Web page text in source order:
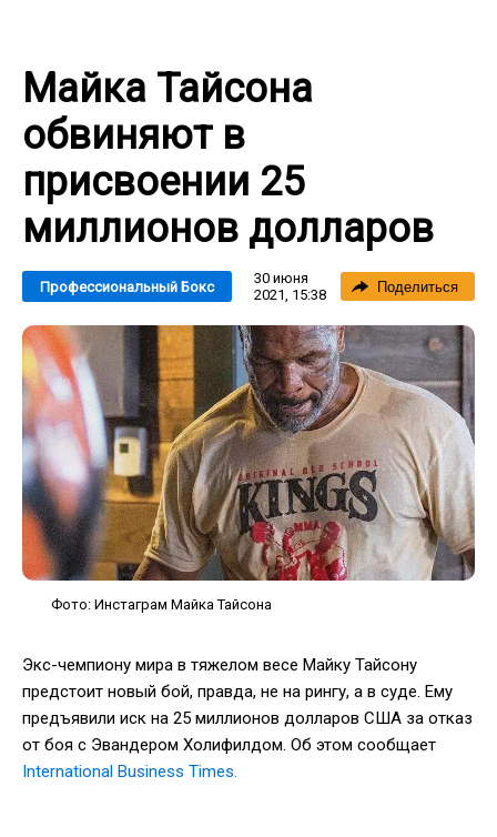
Майка Тайсона
обвиняют в
присвоении 25
миллионов долларов
Профессиональный Бокс
30 июня
2021, 15:38
Поделиться
Фото: Инстаграм Майка Тайсона
Экс-чемпиону мира в тяжелом весе Майку Тайсону
предстоит новый бой, правда, не на рингу, а в суде. Ему
предъявили иск на 25 миллионов долларов США за отказ
от боя с Эвандером Холифилдом. Об этом сообщает
International Business Times.